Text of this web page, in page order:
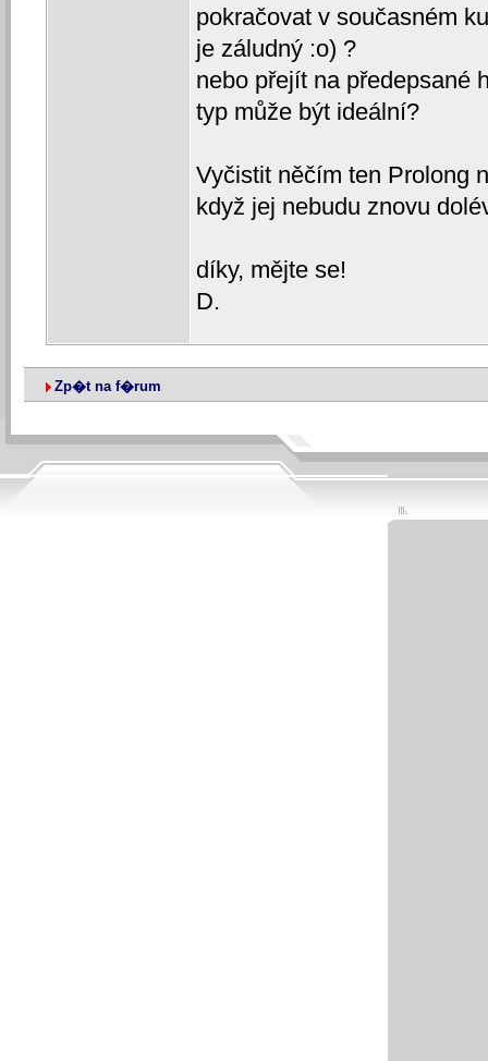
pokračovat v současném
je záludný :o) ?
nebo přejít na předepsané
typ může být ideální?
Vyčistit něčím ten Prolong
když jej nebudu znovu
díky, mějte se!
D.
Zp�t na f�rum